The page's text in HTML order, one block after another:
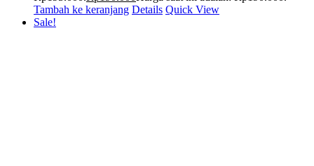
Tambah ke keranjang Details Quick View
Sale!